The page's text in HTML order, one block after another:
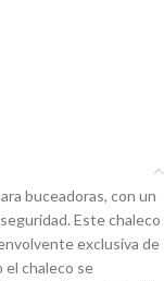
buceadoras, con un
Este chaleco
exclusiva de
el chaleco se